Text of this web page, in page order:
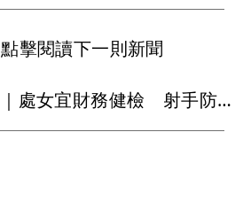
點擊閱讀下一則新聞
12星座最強運勢｜處女宜財務健檢 射手防運動傷害 巨蟹職場入佳境